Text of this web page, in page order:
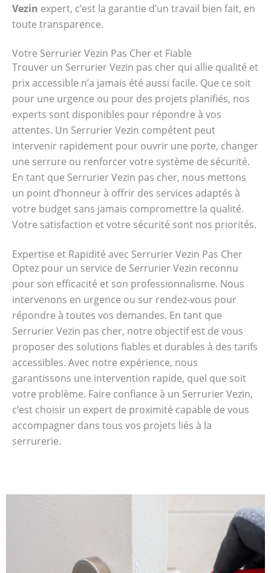
Vezin expert, c’est la garantie d’un travail bien fait, en
toute transparence.
Votre Serrurier Vezin Pas Cher et Fiable
Trouver un Serrurier Vezin pas cher qui allie qualité et
prix accessible n’a jamais été aussi facile. Que ce soit
pour une urgence ou pour des projets planifiés, nos
experts sont disponibles pour répondre à vos
attentes. Un Serrurier Vezin compétent peut
intervenir rapidement pour ouvrir une porte, changer
une serrure ou renforcer votre système de sécurité.
En tant que Serrurier Vezin pas cher, nous mettons
un point d’honneur à offrir des services adaptés à
votre budget sans jamais compromettre la qualité.
Votre satisfaction et votre sécurité sont nos priorités.
Expertise et Rapidité avec Serrurier Vezin Pas Cher
Optez pour un service de Serrurier Vezin reconnu
pour son efficacité et son professionnalisme. Nous
intervenons en urgence ou sur rendez-vous pour
répondre à toutes vos demandes. En tant que
Serrurier Vezin pas cher, notre objectif est de vous
proposer des solutions fiables et durables à des tarifs
accessibles. Avec notre expérience, nous
garantissons une intervention rapide, quel que soit
votre problème. Faire confiance à un Serrurier Vezin,
c’est choisir un expert de proximité capable de vous
accompagner dans tous vos projets liés à la
serrurerie.